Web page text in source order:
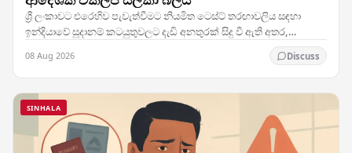
ශ්‍රී ලංකාවට එරෙහිව පැවැත්වීමට නියමිත ටෙස්ට් තරඟාවලිය සඳහා
ඉන්දියාවේ සූදානම් කටයුතුවලට දැඩි අනතුරක් සිදු වී ඇති අතර,
08 Aug 2026 Discuss
SINHALA